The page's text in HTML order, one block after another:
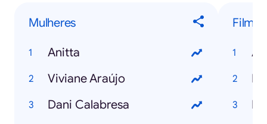
Mulheres
Anitta
Viviane Araújo
Dani Calabresa
Filmes